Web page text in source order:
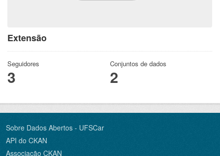
Extensão
Seguidores
3
Conjuntos de dados
2
Sobre Dados Abertos - UFSCar
API do CKAN
Associação CKAN